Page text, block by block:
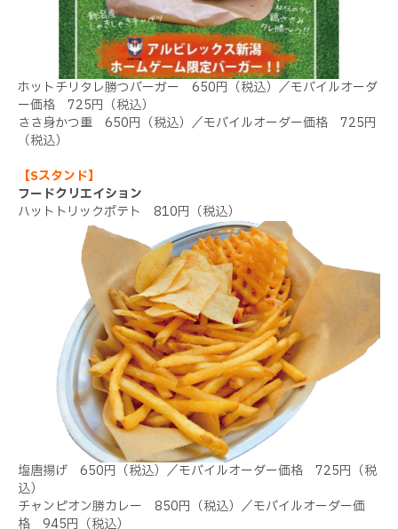
ホットチリタレ勝つバーガー 650円（税込）／モバイルオーダ
ー価格 725円（税込）
ささ身かつ重 650円（税込）／モバイルオーダー価格 725円
（税込）
【Sスタンド】
フードクリエイション
ハットトリックポテト 810円（税込）
塩唐揚げ 650円（税込）／モバイルオーダー価格 725円（税
込）
チャンピオン勝カレー 850円（税込）／モバイルオーダー価
格 945円（税込）